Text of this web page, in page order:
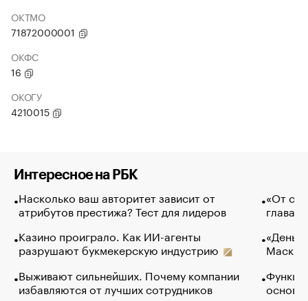
ОКТМО
71872000001
ОКФС
16
ОКОГУ
4210015
Интересное на РБК
Насколько ваш авторитет зависит от
атрибутов престижа? Тест для лидеров
Казино проиграло. Как ИИ-агенты
разрушают букмекерскую индустрию
Выживают сильнейших. Почему компании
избавляются от лучших сотрудников
«От
глава
Маск в
основ